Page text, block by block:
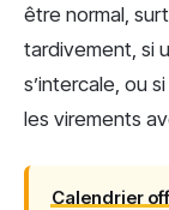
être normal,
tardivement, si
s’intercale, ou
les virements
Calendrier